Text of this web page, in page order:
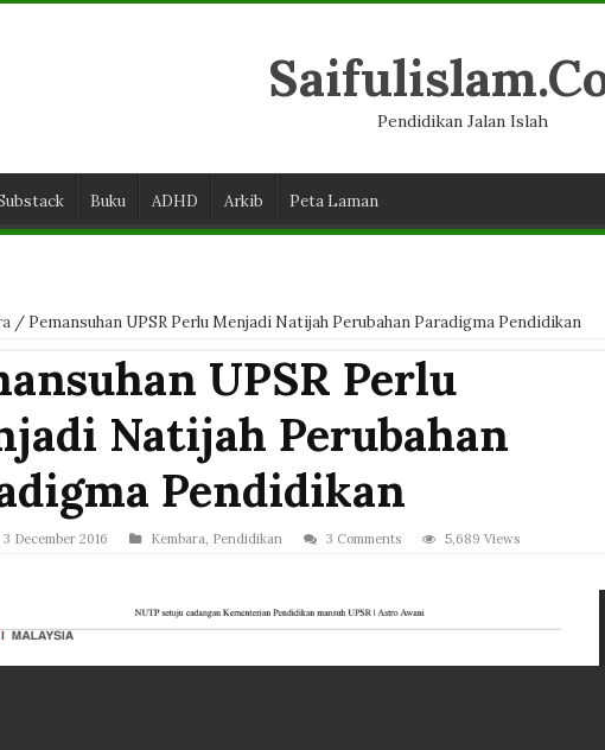
Pendidikan Jalan Islah
Buku ADHD Arkib Peta Laman
/ Pemansuhan UPSR Perlu Menjadi Natijah Perubahan Paradigma Pendidikan
UPSR Perlu
Natijah Perubahan
Pendidikan
3 December 2016 Kembara, Pendidikan 3 Comments 5,689 Views